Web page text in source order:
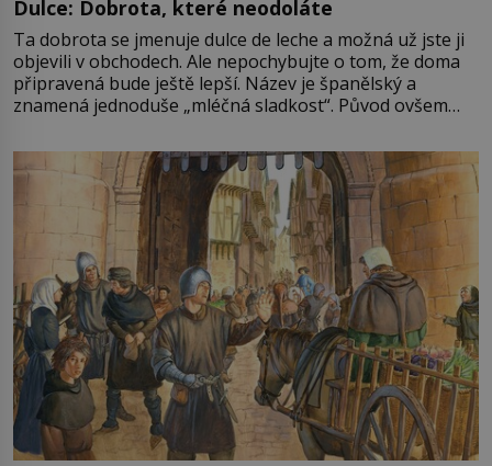
Dulce: Dobrota, které neodoláte
Ta dobrota se jmenuje dulce de leche a možná už jste ji
objevili v obchodech. Ale nepochybujte o tom, že doma
připravená bude ještě lepší. Název je španělský a
znamená jednoduše „mléčná sladkost“. Původ ovšem
pře hned několik latinskoamerických zemí a k tomu
Francie, kde se traduje,